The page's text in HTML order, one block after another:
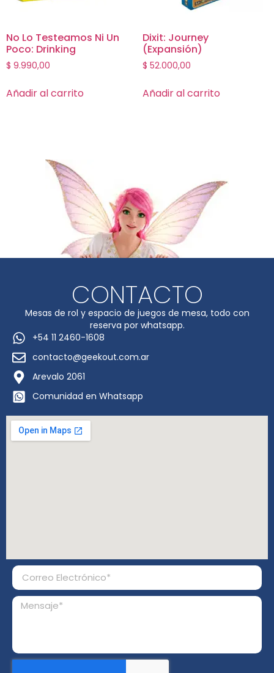
No Lo Testeamos Ni Un
Poco: Drinking
$ 9.990,00
Añadir al carrito
Dixit: Journey
(Expansión)
$ 52.000,00
Añadir al carrito
CONTACTO
Mesas de rol y espacio de juegos de mesa, todo con
reserva por whatsapp.
+54 11 2460-1608
contacto@geekout.com.ar
Arevalo 2061
Comunidad en Whatsapp